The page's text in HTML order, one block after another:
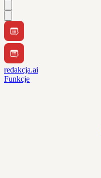
redakcja.ai
Funkcje